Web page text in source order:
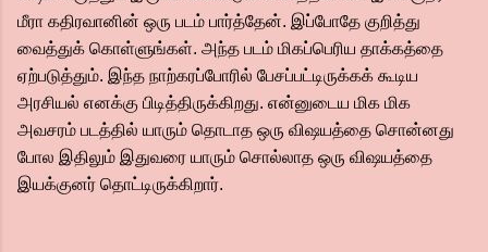
மீரா கதிரவானின் ஒரு படம் பார்த்தேன். இப்போதே குறித்து
வைத்துக் கொள்ளுங்கள். அந்த படம் மிகப்பெரிய தாக்கத்தை
ஏற்படுத்தும். இந்த நாற்கரப்போரில் பேசப்பட்டிருக்கக் கூடிய
அரசியல் எனக்கு பிடித்திருக்கிறது. என்னுடைய மிக மிக
அவசரம் படத்தில் யாரும் தொடாத ஒரு விஷயத்தை சொன்னது
போல இதிலும் இதுவரை யாரும் சொல்லாத ஒரு விஷயத்தை
இயக்குனர் தொட்டிருக்கிறார்.